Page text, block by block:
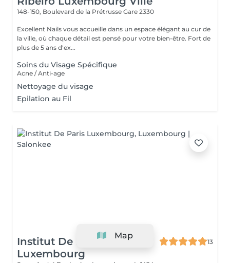
148-150, Boulevard de la Prétrusse Gare 2330
Excellent Nails vous accueille dans un espace élégant au cur de
la ville, où chaque détail est pensé pour votre bien-être. Fort de
plus de 5 ans d'ex...
Soins du Visage Spécifique
Acne / Anti-age
Nettoyage du visage
Epilation au Fil
Institut De Paris
Luxembourg
13
Map